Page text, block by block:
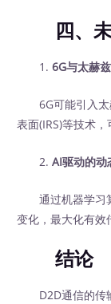
四、未
1.6G与太赫
6G可能引入太
表面(IRS)等技术，
2.AI驱动的动
通过机器学习算
变化，最大化有效
结论
D2D通信的传